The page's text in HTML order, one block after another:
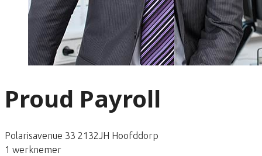
Proud Payroll
Polarisavenue 33 2132JH Hoofddorp
1 werknemer